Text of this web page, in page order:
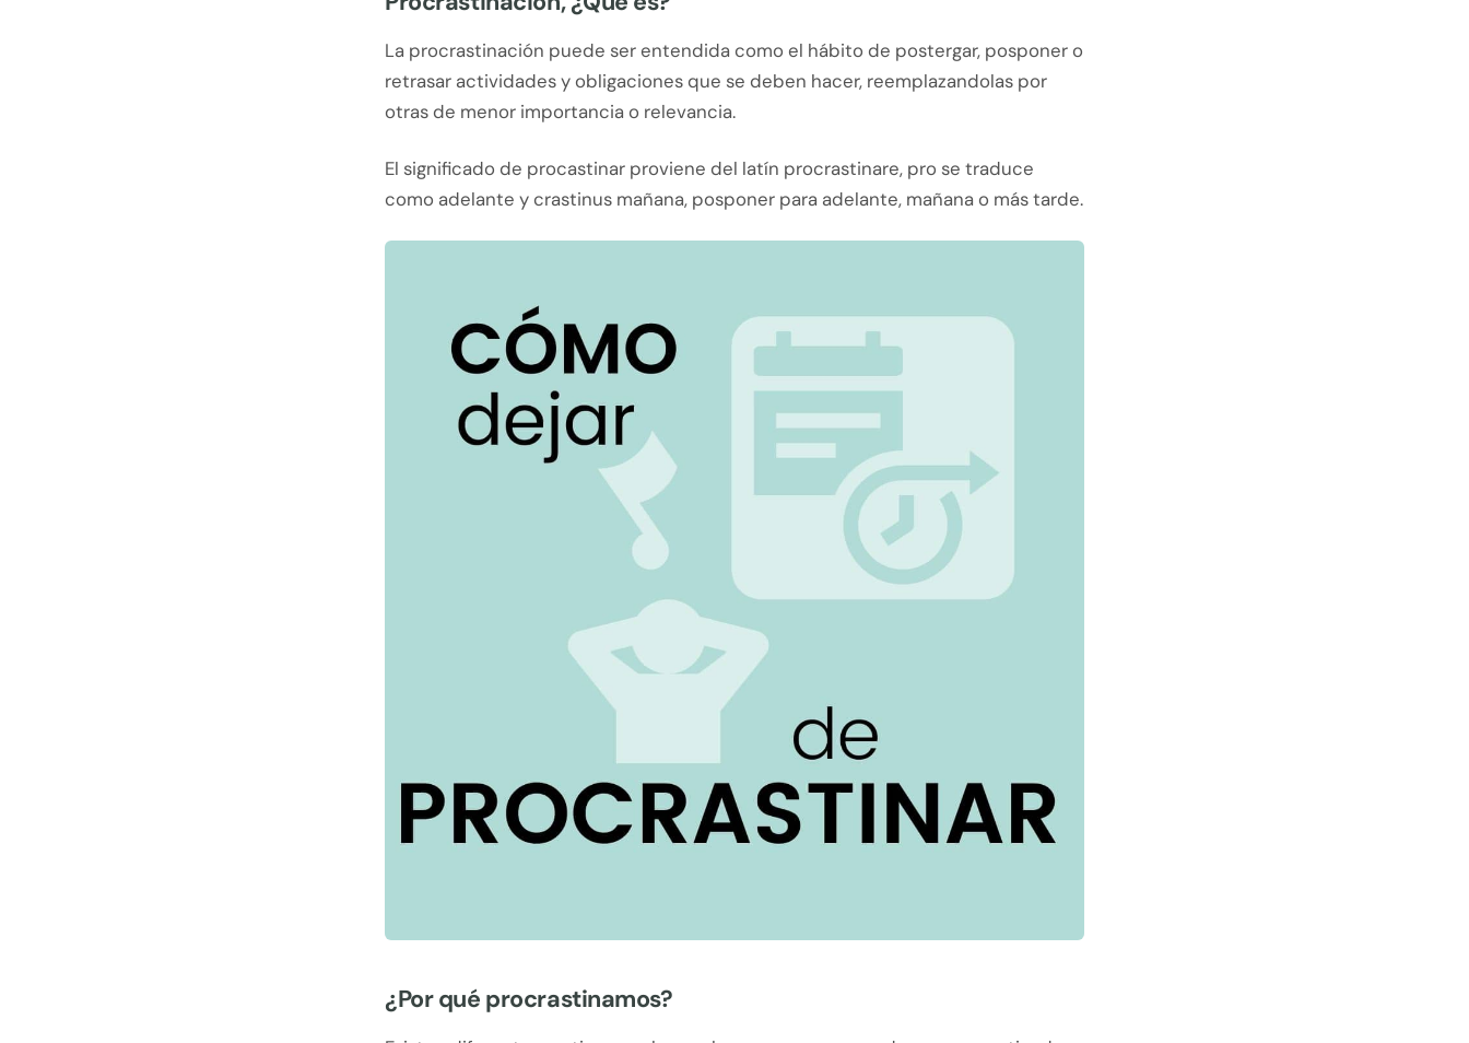
La procrastinación puede ser entendida como el hábito de postergar, posponer o
retrasar actividades y obligaciones que se deben hacer, reemplazandolas por
otras de menor importancia o relevancia.
El significado de procastinar proviene del latín procrastinare, pro se traduce
como adelante y crastinus mañana, posponer para adelante, mañana o más tarde.
¿Por qué procrastinamos?